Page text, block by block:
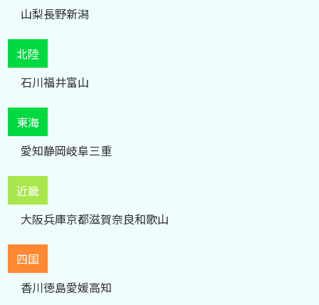
山梨長野新潟
北陸
石川福井富山
東海
愛知静岡岐阜三重
近畿
大阪兵庫京都滋賀奈良和歌山
四国
香川徳島愛媛高知